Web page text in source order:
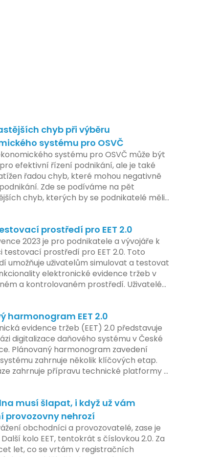
chyb při výběru
systému pro OSVČ
systému pro OSVČ může být
efektivní řízení podnikání, ale je také
řadou chyb, které mohou negativně
Zde se podíváme na pět
chyb, kterých by se podnikatelé měli
prostředí pro EET 2.0
2023 je pro podnikatele a vývojáře k
testovací prostředí pro EET 2.0. Toto
umožňuje uživatelům simulovat a testovat
elektronické evidence tržeb v
a kontrolovaném prostředí. Uživatelé
nového systému.
harmonogram EET 2.0
evidence tržeb (EET) 2.0 představuje
digitalizace daňového systému v České
Plánovaný harmonogram zavedení
zahrnuje několik klíčových etap.
zahrnuje přípravu technické platformy a
systémů a rozšíření podpory pro
přičemž všechny potřebné
by měly být dostupné k testování v
programu. Druhá fáze, plánovaná
pololetí následujícího roku, je zaměřena
musí šlapat, i když už vám
provozovny nehrozí
obchodníci a provozovatelé, zase je
kolo EET, tentokrát s číslovkou 2.0. Za
let, co se vrtám v registračních